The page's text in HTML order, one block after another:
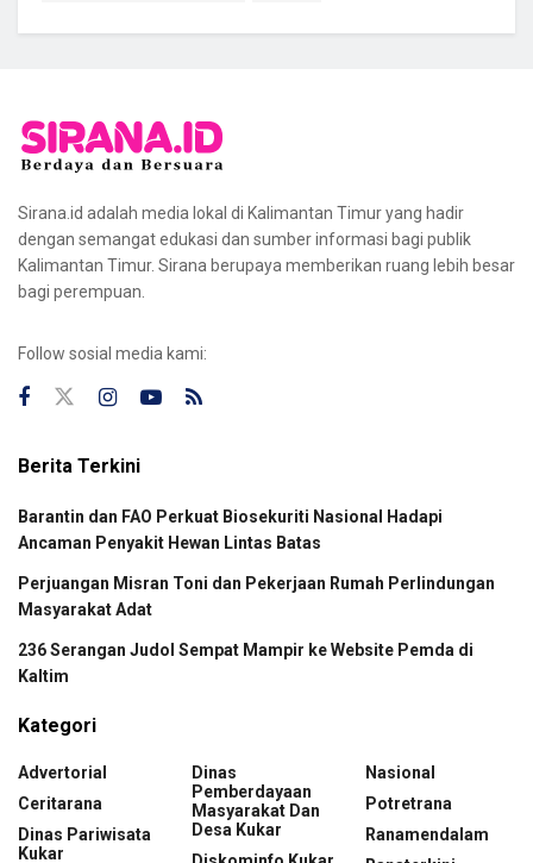
Sirana.id adalah media lokal di Kalimantan Timur yang hadir
dengan semangat edukasi dan sumber informasi bagi publik
Kalimantan Timur. Sirana berupaya memberikan ruang lebih besar
bagi perempuan.
Follow sosial media kami:
Berita Terkini
Barantin dan FAO Perkuat Biosekuriti Nasional Hadapi
Ancaman Penyakit Hewan Lintas Batas
Perjuangan Misran Toni dan Pekerjaan Rumah Perlindungan
Masyarakat Adat
236 Serangan Judol Sempat Mampir ke Website Pemda di
Kaltim
Kategori
Advertorial
Ceritarana
Dinas Pariwisata
Kukar
Dinas
Pemberdayaan
Masyarakat Dan
Desa Kukar
Nasional
Potretrana
Ranamendalam